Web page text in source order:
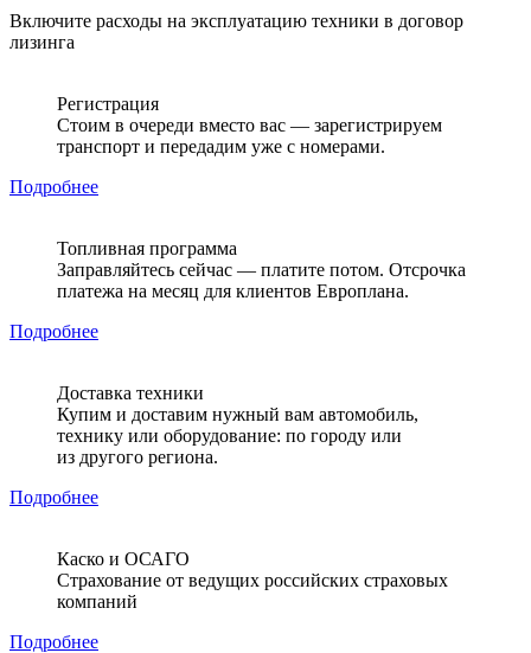
Включите расходы на эксплуатацию техники в договор
лизинга
Регистрация
Стоим в очереди вместо вас — зарегистрируем
транспорт и передадим уже с номерами.
Подробнее
Топливная программа
Заправляйтесь сейчас — платите потом. Отсрочка
платежа на месяц для клиентов Европлана.
Подробнее
Доставка техники
Купим и доставим нужный вам автомобиль,
технику или оборудование: по городу или
из другого региона.
Подробнее
Каско и ОСАГО
Страхование от ведущих российских страховых
компаний
Подробнее